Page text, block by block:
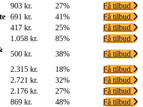
903 kr. 27%
Få tilbud
691 kr. 41%
Få tilbud
417 kr. 25%
Få tilbud
1.058 kr. 85%
Få tilbud
500 kr. 38%
Få tilbud
2.315 kr. 18%
Få tilbud
2.721 kr. 32%
Få tilbud
2.176 kr. 27%
Få tilbud
869 kr. 48%
Få tilbud